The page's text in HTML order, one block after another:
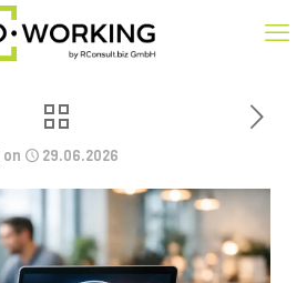
on 29.06.2026